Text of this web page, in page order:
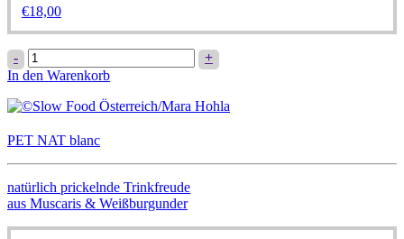
€18,00
-
PET
NAT
Menge
+
In den Warenkorb
PET NAT blanc
natürlich prickelnde Trinkfreude
aus Muscaris & Weißburgunder